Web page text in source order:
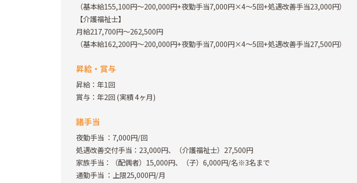
（基本給155,100円～200,000円+夜勤手当7,000円×4～5回+処遇改善手当23,000円）
【介護福祉士】
月給217,700円～262,500円
（基本給162,200円～200,000円+夜勤手当7,000円×4～5回+処遇改善手当27,500円）
昇給・賞与
昇給：年1回
賞与：年2回(実績 4ヶ月)
諸手当
夜勤手当 ：7,000円/回
処遇改善交付手当：23,000円、（介護福祉士）27,500円
家族手当：（配偶者）15,000円、（子）6,000円/名※3名まで
通勤手当 ：上限25,000円/月